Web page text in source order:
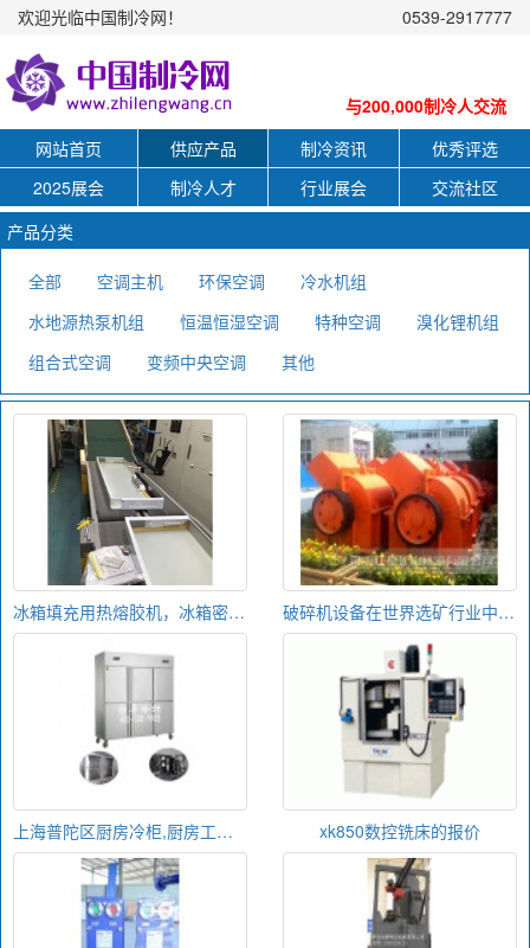
欢迎光临中国制冷网！ 0539-2917777
与200,000制冷人交流
网站首页
供应产品 制冷资讯
优秀评选
2025展会
制冷人才 行业展会
交流社区
产品分类
全部 空调主机 环保空调
冷水机组
水地源热泵机组
恒温恒湿空调 特种空调
溴化锂机组
组合式空调
变频中央空调 其他
冰箱填充用热熔胶机，冰箱密封用热熔胶机，冰箱粘接用涂胶机 破碎机设备在世界选矿行业中性价比最高
上海普陀区厨房冷柜,厨房工作台最新款 xk850数控铣床的报价